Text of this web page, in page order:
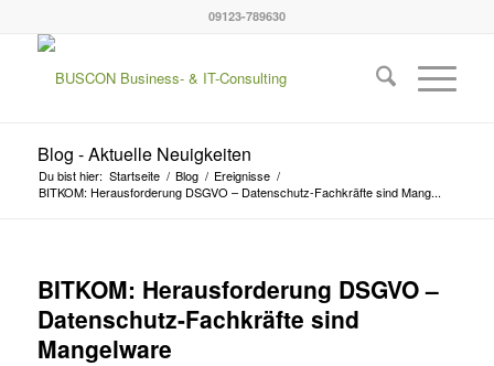
09123-789630
Blog - Aktuelle Neuigkeiten
Du bist hier: Startseite / Blog / Ereignisse /
BITKOM: Herausforderung DSGVO – Datenschutz-Fachkräfte sind Mang...
BITKOM: Herausforderung DSGVO –
Datenschutz-Fachkräfte sind
Mangelware